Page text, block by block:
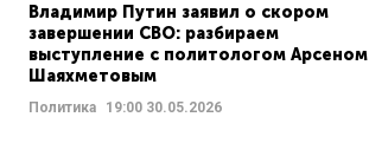
Владимир Путин заявил о скором
завершении СВО: разбираем
выступление с политологом Арсеном
Шаяхметовым
Политика 19:00 30.05.2026